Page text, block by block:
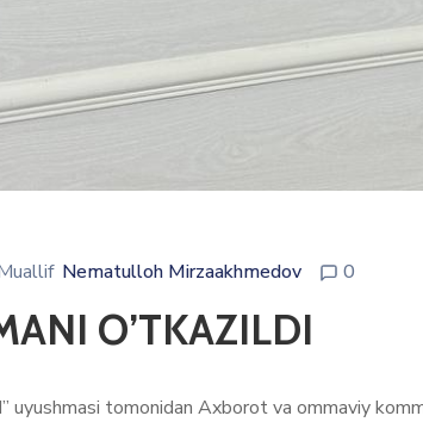
Nematulloh Mirzaakhmedov 0
O’TKAZILDI
uyushmasi tomonidan Axborot va ommaviy